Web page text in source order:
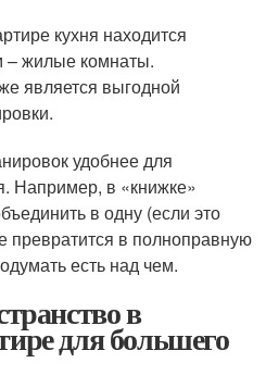
кухня находится
– жилые комнаты.
является выгодной
удобнее для
Например, в «книжке»
в одну (если это
превратится в полноправную
есть над чем.
в
для большего